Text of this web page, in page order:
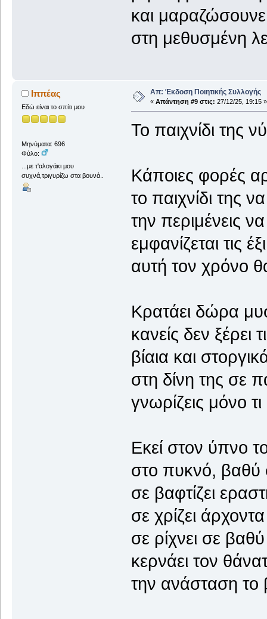
και
στη μεθυσμένη
Ιππέας
Εδώ είναι το σπίτι μου
Μηνύματα: 696
Φύλο:
...με τ'αλογάκι μου
συχνά,τριγυρίζω στα βουνά..
Απ: Έκδοση Ποιητικής Συλλογής
« Απάντηση #9 στις: 27/12/25, 19:15 »
Το παιχνίδι της
Κάποιες φορές
το παιχνίδι της
την περιμένεις να
εμφανίζεται τις έξι
αυτή τον χρόνο
Κρατάει δώρα
κανείς δεν ξέρει
βίαια και
στη δίνη της σε
γνωρίζεις μόνο
Εκεί στον ύπνο
στο πυκνό, βαθύ
σε βαφτίζει
σε χρίζει
σε ρίχνει σε
κερνάει τον
την ανάσταση το